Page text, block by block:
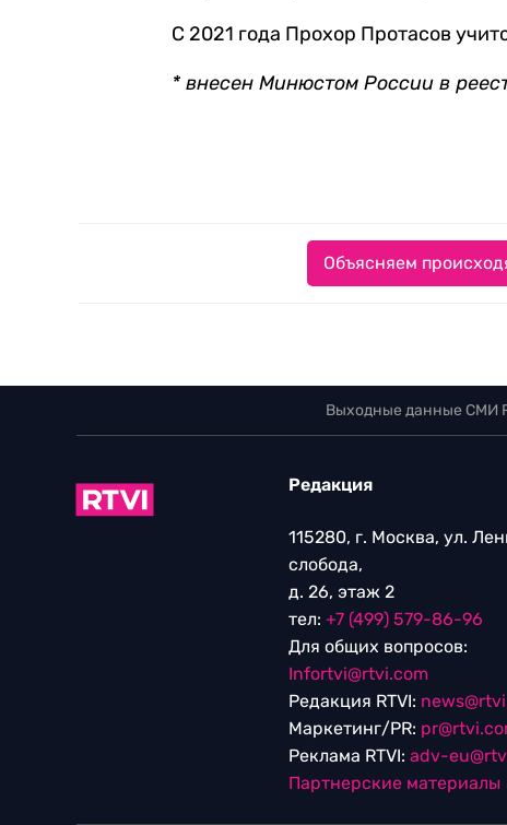
С 2021 года Прохор Протасов
* внесен Минюстом России в
Объясняем
Выходные данные СМИ
Редакция
115280, г. Москва, ул.
слобода,
д. 26, этаж 2
тел: +7 (499) 579-86-96
Для общих вопросов:
Infortvi@rtvi.com
Редакция RTVI:
Маркетинг/PR:
Реклама RTVI: adv-
Партнерские материалы